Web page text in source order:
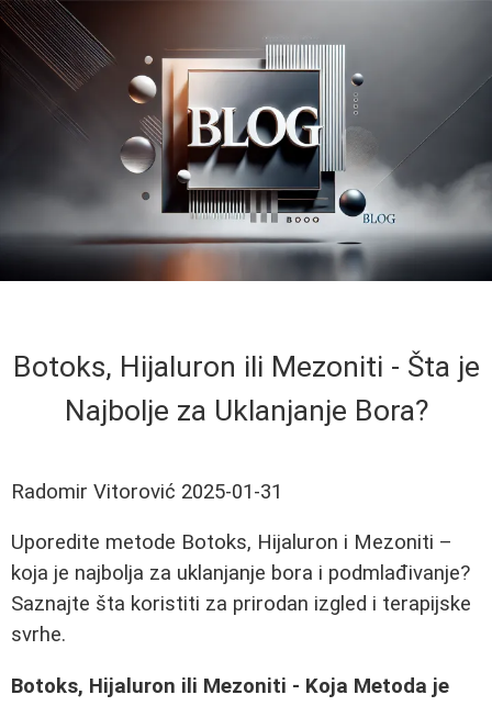
Botoks, Hijaluron ili Mezoniti - Šta je
Najbolje za Uklanjanje Bora?
Radomir Vitorović 2025-01-31
Uporedite metode Botoks, Hijaluron i Mezoniti –
koja je najbolja za uklanjanje bora i podmlađivanje?
Saznajte šta koristiti za prirodan izgled i terapijske
svrhe.
Botoks, Hijaluron ili Mezoniti - Koja Metoda je